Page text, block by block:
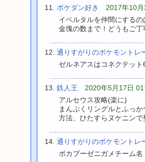
ポケダン好き 2017年10
イベルタルを仲間にする
金塊の数まで！どうもご丁
通りすがりのポケモント
ゼルネアスはコネクテッ
鉄人王 2020年5月17日
アルセウス攻略(楽に)
まんぷくリングルとふっ
方法、ひたすらヌケニン
通りすがりのポケモント
ポカブーゼニガメチーム名